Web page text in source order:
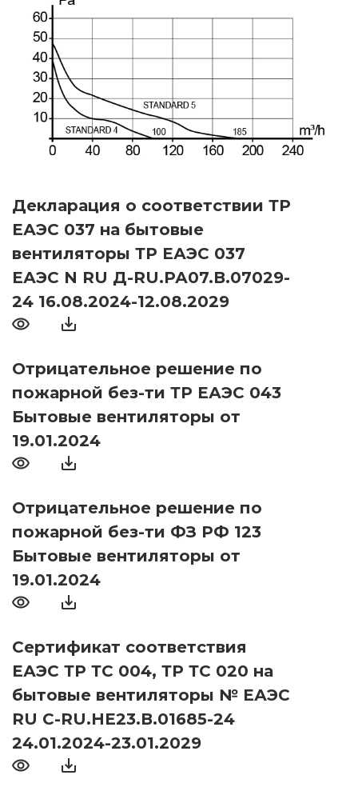
Декларация о соответствии ТР
ЕАЭС 037 на бытовые
вентиляторы ТР ЕАЭС 037
ЕАЭС N RU Д-RU.РА07.В.07029-
24 16.08.2024-12.08.2029
Отрицательное решение по
пожарной без-ти ТР ЕАЭС 043
Бытовые вентиляторы от
19.01.2024
Отрицательное решение по
пожарной без-ти ФЗ РФ 123
Бытовые вентиляторы от
19.01.2024
Сертификат соответствия
ЕАЭС ТР ТС 004, ТР ТС 020 на
бытовые вентиляторы № ЕАЭС
RU С-RU.НЕ23.В.01685-24
24.01.2024-23.01.2029